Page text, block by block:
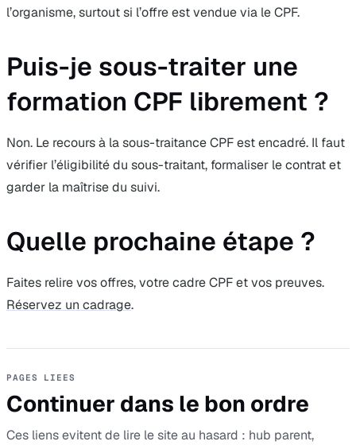
l’organisme, surtout si l’offre est vendue via le CPF.
Puis-je sous-traiter une
formation CPF librement ?
Non. Le recours à la sous-traitance CPF est encadré. Il faut
vérifier l’éligibilité du sous-traitant, formaliser le contrat et
garder la maîtrise du suivi.
Quelle prochaine étape ?
Faites relire vos offres, votre cadre CPF et vos preuves.
Réservez un cadrage.
PAGES LIEES
Continuer dans le bon ordre
Ces liens evitent de lire le site au hasard : hub parent,